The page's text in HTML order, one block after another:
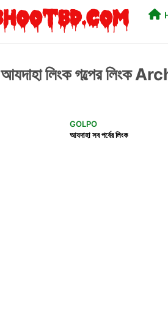
আযদাহা লিংক গল্পের
GOLPO
আযদাহা সব পর্বের লিংক